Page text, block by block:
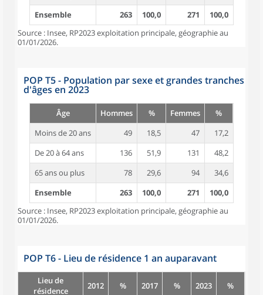
Ensemble
263 100,0 271
100,0
Source : Insee, RP2023 exploitation principale, géographie au
01/01/2026.
POP T5 - Population par sexe et grandes tranches
d'âges en 2023
Âge Hommes % Femmes
%
Moins de 20 ans
49 18,5 47
17,2
De 20 à 64 ans
136 51,9 131
48,2
65 ans ou plus
78 29,6 94
34,6
Ensemble
263 100,0 271
100,0
Source : Insee, RP2023 exploitation principale, géographie au
01/01/2026.
POP T6 - Lieu de résidence 1 an auparavant
Lieu de
résidence
2012 % 2017 % 2023 %